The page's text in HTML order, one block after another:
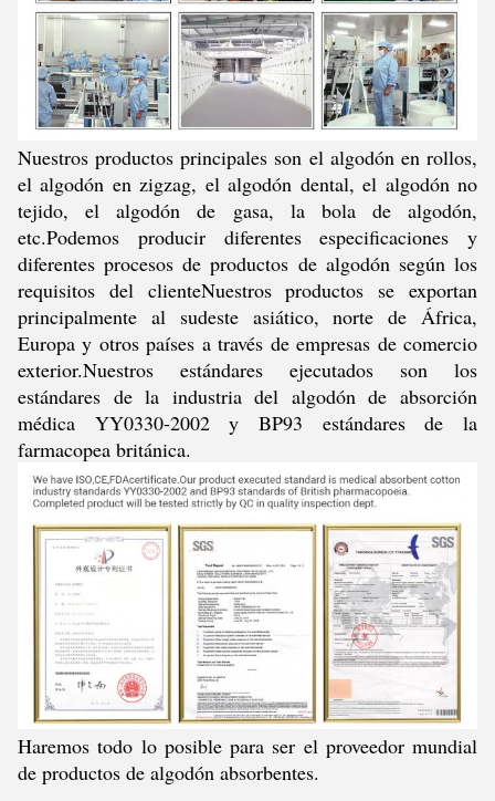
Nuestros productos principales son el algodón en rollos,
el algodón en zigzag, el algodón dental, el algodón no
tejido, el algodón de gasa, la bola de algodón,
etc.Podemos producir diferentes especificaciones y
diferentes procesos de productos de algodón según los
requisitos del clienteNuestros productos se exportan
principalmente al sudeste asiático, norte de África,
Europa y otros países a través de empresas de comercio
exterior.Nuestros estándares ejecutados son los
estándares de la industria del algodón de absorción
médica YY0330-2002 y BP93 estándares de la
farmacopea británica.
Haremos todo lo posible para ser el proveedor mundial
de productos de algodón absorbentes.